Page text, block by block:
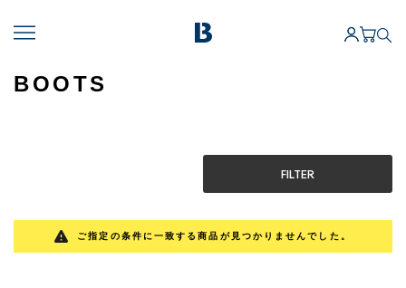
BOOTS
FILTER
ご指定の条件に一致する商品が見つかりませんでした。